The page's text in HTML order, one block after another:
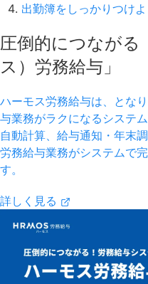
出勤簿をしっかりつけよ
圧倒的につながる
ス）労務給与」
ハーモス労務給与は、とな
与業務がラクになるシステ
自動計算、給与通知・年末
労務給与業務がシステムで
す。
詳しく見る